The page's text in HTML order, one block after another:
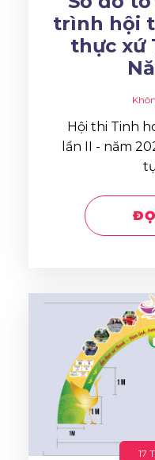
trình hội
thực xứ
Hội thi Tinh
lần II - năm
17